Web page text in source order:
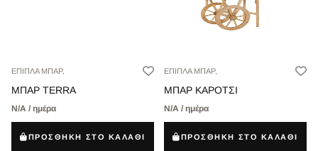
ΕΠΙΠΛΑ ΜΠΑΡ,
ΜΠΑΡ TERRA
Ν/Α / ημέρα
ΠΡΟΣΘΗΚΗ ΣΤΟ ΚΑΛΑΘΙ
ΕΠΙΠΛΑ ΜΠΑΡ,
ΜΠΑΡ ΚΑΡΟΤΣΙ
Ν/Α / ημέρα
ΠΡΟΣΘΗΚΗ ΣΤΟ ΚΑΛΑΘΙ